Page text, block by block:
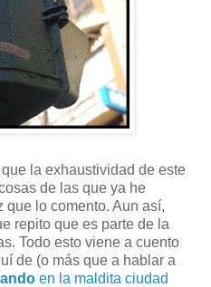
la exhaustividad de este
de las que ya he
que lo comento. Aun así,
repito que es parte de la
Todo esto viene a cuento
de (o más que a hablar a
en la maldita ciudad